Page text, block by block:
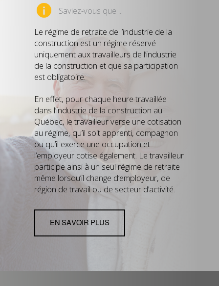
Saviez-vous que ...
Le régime de retraite de l’industrie de la
construction est un régime réservé
uniquement aux travailleurs de l’industrie
de la construction et que sa participation
est obligatoire.
En effet, pour chaque heure travaillée
dans l’industrie de la construction au
Québec, le travailleur verse une cotisation
au régime, qu’il soit apprenti, compagnon
ou qu’il exerce une occupation et
l’employeur cotise également. Le travailleur
participe ainsi à un seul régime de retraite
même lorsqu’il change d’employeur, de
région de travail ou de secteur d’activité.
EN SAVOIR PLUS